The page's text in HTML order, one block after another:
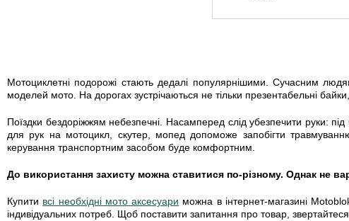
Мотоциклетні подорожі стають дедалі популярнішими. Сучасним
моделей мото. На дорогах зустрічаються не тільки презентабельні
Поїздки бездоріжжям небезпечні. Насамперед слід убезпечити руки:
для рук на мотоцикл, скутер, мопед допоможе запобігти
керування транспортним засобом буде комфортним.
До використання захисту можна ставитися по-різному. Однак не
Купити всі необхідні мото аксесуари можна в інтернет-магазині
індивідуальних потреб. Щоб поставити запитання про товар,